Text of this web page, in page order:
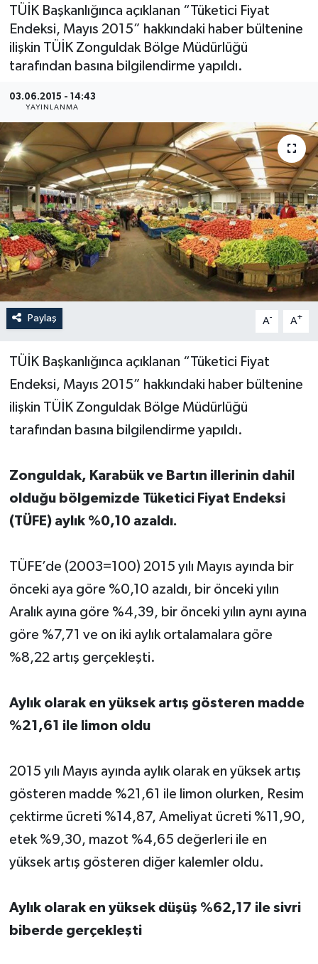
TÜİK Başkanlığınca açıklanan “Tüketici Fiyat
Endeksi, Mayıs 2015” hakkındaki haber bültenine
ilişkin TÜİK Zonguldak Bölge Müdürlüğü
tarafından basına bilgilendirme yapıldı.
03.06.2015 - 14:43
YAYINLANMA
Paylaş A- A+
TÜİK Başkanlığınca açıklanan “Tüketici Fiyat
Endeksi, Mayıs 2015” hakkındaki haber bültenine
ilişkin TÜİK Zonguldak Bölge Müdürlüğü
tarafından basına bilgilendirme yapıldı.
Zonguldak, Karabük ve Bartın illerinin dahil
olduğu bölgemizde Tüketici Fiyat Endeksi
(TÜFE) aylık %0,10 azaldı.
TÜFE’de (2003=100) 2015 yılı Mayıs ayında bir
önceki aya göre %0,10 azaldı, bir önceki yılın
Aralık ayına göre %4,39, bir önceki yılın aynı ayına
göre %7,71 ve on iki aylık ortalamalara göre
%8,22 artış gerçekleşti.
Aylık olarak en yüksek artış gösteren madde
%21,61 ile limon oldu
2015 yılı Mayıs ayında aylık olarak en yüksek artış
gösteren madde %21,61 ile limon olurken, Resim
çektirme ücreti %14,87, Ameliyat ücreti %11,90,
etek %9,30, mazot %4,65 değerleri ile en
yüksek artış gösteren diğer kalemler oldu.
Aylık olarak en yüksek düşüş %62,17 ile sivri
biberde gerçekleşti
Medya
Sağlık
Sinema
Sivil Toplum
Siyaset
Spor
Tarım
Turizm
Yaşam
DÜNYA
YEREL